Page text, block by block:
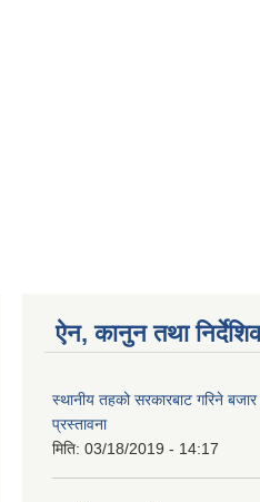
ऐन, कानुन तथा
स्थानीय तहको सरकारबाट गरिने
प्रस्तावना
मिति: 03/18/2019 - 14:17